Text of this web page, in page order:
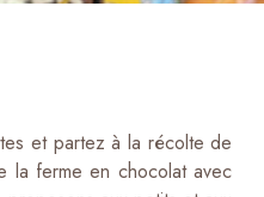
et partez à la récolte de
la ferme en chocolat avec